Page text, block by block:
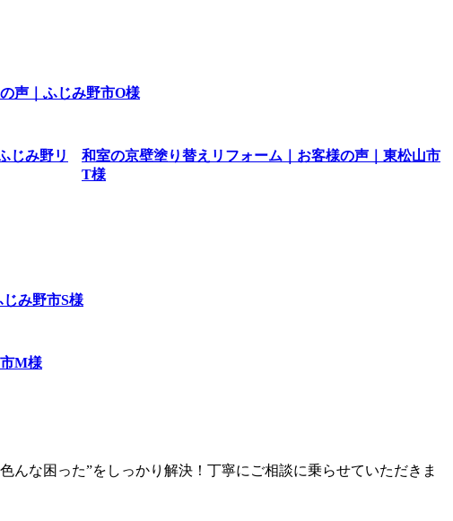
声｜ふじみ野市O様
和室の京壁塗り替えリフォーム｜お客様の声｜東松山市
T様
み野市S様
M様
んな困った”をしっかり解決！丁寧にご相談に乗らせていただきま